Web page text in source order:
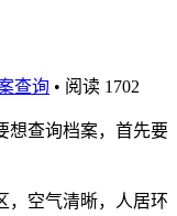
查询 • 阅读 1702
想查询档案，首先要
，空气清晰，人居环